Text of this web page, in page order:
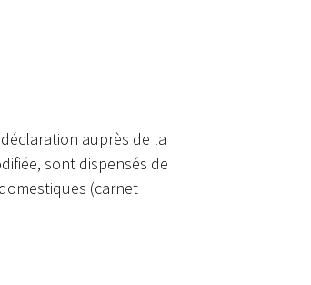
auprès de la
sont dispensés de
(carnet